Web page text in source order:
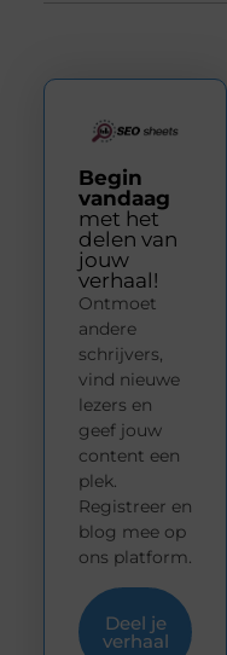
Begin
vandaag
met het
delen van
jouw
verhaal!
Ontmoet
andere
schrijvers,
vind nieuwe
lezers en
geef jouw
content een
plek.
Registreer en
blog mee op
ons platform.
Deel je
verhaal